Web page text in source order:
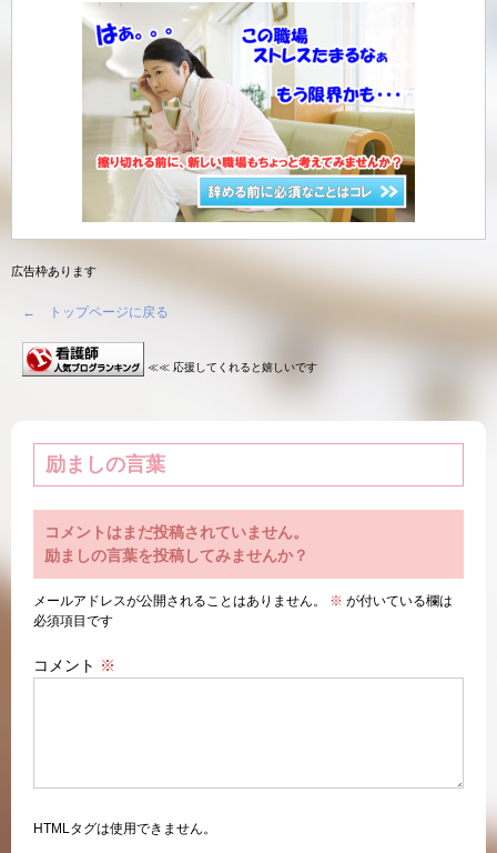
広告枠あります
← トップページに戻る
≪≪ 応援してくれると嬉しいです
励ましの言葉
コメントはまだ投稿されていません。
励ましの言葉を投稿してみませんか？
メールアドレスが公開されることはありません。 ※ が付いている欄は
必須項目です
コメント ※
HTMLタグは使用できません。